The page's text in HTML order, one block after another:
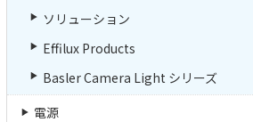
ソリューション
Effilux Products
Basler Camera Light シリーズ
電源